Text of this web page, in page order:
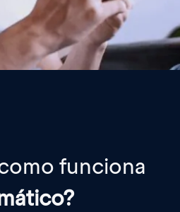
funciona